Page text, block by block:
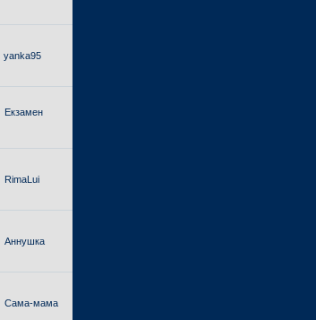
yanka95
Екзамен
RimaLui
Аннушка
Сама-мама